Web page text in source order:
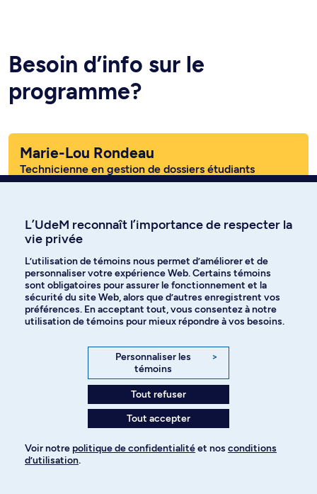
Besoin d’info sur le
programme?
Marie-Lou Rondeau
Technicienne en gestion de dossiers étudiants
Voir la description du programme
d'études du Département de
physique
Voir la description du programme
d'études du Département
d'informatique et de recherche
opérationnelle
L’UdeM reconnaît l’importance de respecter la
vie privée
L’utilisation de témoins nous permet d’améliorer et de
personnaliser votre expérience Web. Certains témoins
sont obligatoires pour assurer le fonctionnement et la
sécurité du site Web, alors que d’autres enregistrent vos
préférences. En acceptant tout, vous consentez à notre
utilisation de témoins pour mieux répondre à vos besoins.
Personnaliser les
témoins
>
Tout refuser
Tout accepter
Voir notre politique de confidentialitéet nos conditions
d’utilisation.